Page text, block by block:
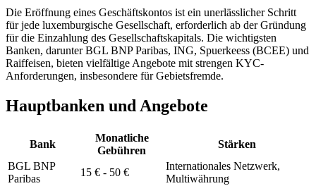
Die Eröffnung eines Geschäftskontos ist ein unerlässlicher Schritt
für jede luxemburgische Gesellschaft, erforderlich ab der Gründung
für die Einzahlung des Gesellschaftskapitals. Die wichtigsten
Banken, darunter BGL BNP Paribas, ING, Spuerkeess (BCEE) und
Raiffeisen, bieten vielfältige Angebote mit strengen KYC-
Anforderungen, insbesondere für Gebietsfremde.
Hauptbanken und Angebote
Bank
Monatliche
Gebühren
Stärken
BGL BNP
Paribas
15 € - 50 €
Internationales Netzwerk,
Multiwährung